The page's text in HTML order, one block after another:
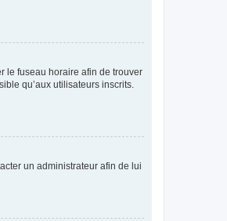
le fuseau horaire afin de trouver
qu’aux utilisateurs inscrits.
un administrateur afin de lui